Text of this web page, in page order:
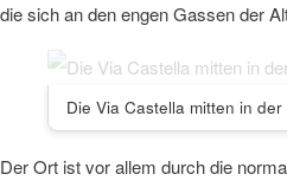
die sich an den engen Gassen der
Die Via Castella mitten in
Der Ort ist vor allem durch die